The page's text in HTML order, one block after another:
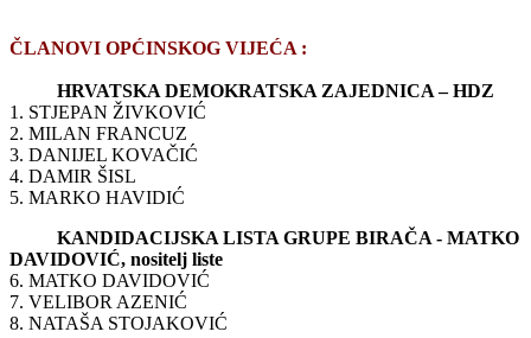
ČLANOVI OPĆINSKOG VIJEĆA :
HRVATSKA DEMOKRATSKA ZAJEDNICA – HDZ
1. STJEPAN ŽIVKOVIĆ
2. MILAN FRANCUZ
3. DANIJEL KOVAČIĆ
4. DAMIR ŠISL
5. MARKO HAVIDIĆ
KANDIDACIJSKA LISTA GRUPE BIRAČA - MATKO
DAVIDOVIĆ, nositelj liste
6. MATKO DAVIDOVIĆ
7. VELIBOR AZENIĆ
8. NATAŠA STOJAKOVIĆ